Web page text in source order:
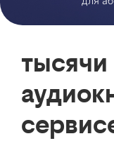
тысячи